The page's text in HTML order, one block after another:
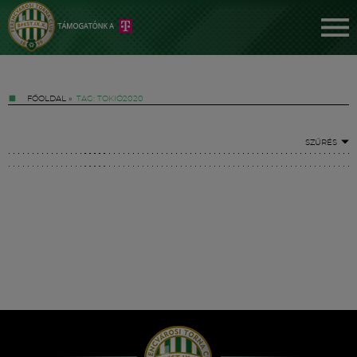
FŐOLDAL » TAG: TOKIÓ2020
SZŰRÉS
Hírek